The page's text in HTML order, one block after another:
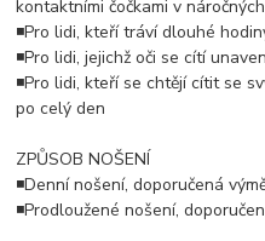
kontaktními čočkami v
◾Pro lidi, kteří tráví dlouhé
◾Pro lidi, jejichž oči se cítí
◾Pro lidi, kteří se chtějí cítit se
po celý den
ZPŮSOB NOŠENÍ
◾Denní nošení, doporučená
◾Prodloužené nošení,